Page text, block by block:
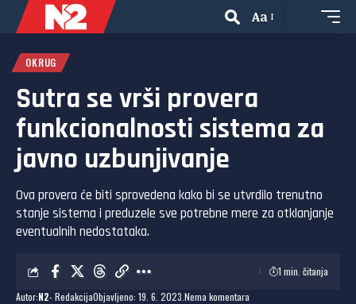
Aa
OKRUG
Sutra se vrši provera
funkcionalnosti sistema za
javno uzbunjivanje
Ova provera će biti sprovedena kako bi se utvrdilo trenutno
stanje sistema i preduzele sve potrebne mere za otklanjanje
eventualnih nedostataka.
Autor:N2- RedakcijaObjavljeno: 19. 6. 2023. Nema komentara
1 min. čitanja